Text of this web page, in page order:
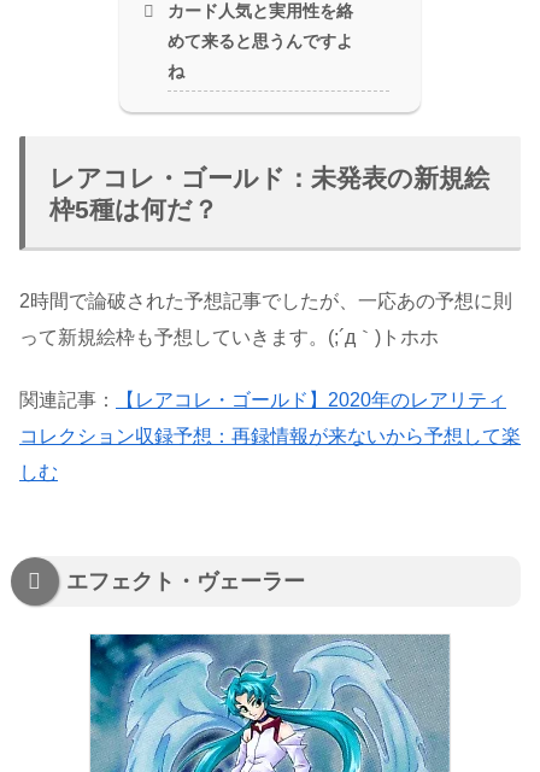
カード人気と実用性を絡
めて来ると思うんですよ
ね
レアコレ・ゴールド：未発表の新規絵
枠5種は何だ？
2時間で論破された予想記事でしたが、一応あの予想に則
って新規絵枠も予想していきます。(;´д｀)トホホ
関連記事：
【レアコレ・ゴールド】2020年のレアリティ
コレクション収録予想：再録情報が来ないから予想して楽
しむ
エフェクト・ヴェーラー